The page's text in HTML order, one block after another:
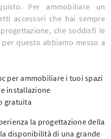
Per ammobiliare un
accessori che hai sempre
che soddisfi le
questo abbiamo messo a
per ammobiliare i tuoi spazi
installazione
gratuita
la progettazione della
disponibilità di una grande